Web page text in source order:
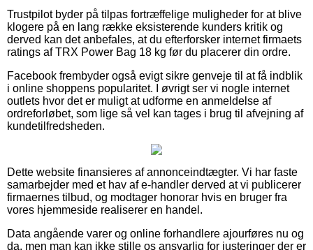
Trustpilot byder på tilpas fortræffelige muligheder for at blive
klogere på en lang række eksisterende kunders kritik og
derved kan det anbefales, at du efterforsker internet firmaets
ratings af TRX Power Bag 18 kg før du placerer din ordre.
Facebook frembyder også evigt sikre genveje til at få indblik
i online shoppens popularitet. I øvrigt ser vi nogle internet
outlets hvor det er muligt at udforme en anmeldelse af
ordreforløbet, som lige så vel kan tages i brug til afvejning af
kundetilfredsheden.
Dette website finansieres af annonceindtægter. Vi har faste
samarbejder med et hav af e-handler derved at vi publicerer
firmaernes tilbud, og modtager honorar hvis en bruger fra
vores hjemmeside realiserer en handel.
Data angående varer og online forhandlere ajourføres nu og
da, men man kan ikke stille os ansvarlig for justeringer der er